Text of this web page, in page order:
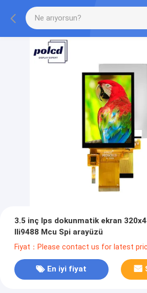
3.5 inç Ips dokunmatik ekran
Ili9488 Mcu Spi arayüzü
Fiyat：Please contact us for latest
En iyi fiyat